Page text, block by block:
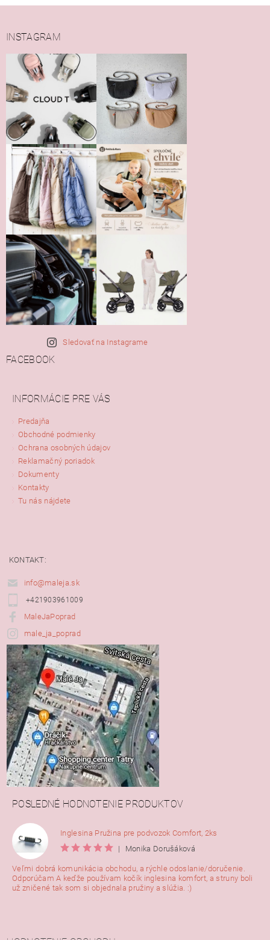
INSTAGRAM
Sledovať na Instagrame
FACEBOOK
INFORMÁCIE PRE VÁS
Predajňa
Obchodné podmienky
Ochrana osobných údajov
Reklamačný poriadok
Dokumenty
Kontakty
Tu nás nájdete
KONTAKT:
info@maleja.sk
+421903961009
MaleJaPoprad
male_ja_poprad
POSLEDNÉ HODNOTENIE PRODUKTOV
Inglesina Pružina pre podvozok Comfort, 2ks
|
Monika Dorušáková
Veľmi dobrá komunikácia obchodu, a rýchle odoslanie/doručenie.
Odporúčam A keďže používam kočík inglesina komfort, a struny boli
už zničené tak som si objednala pružiny a slúžia. :)